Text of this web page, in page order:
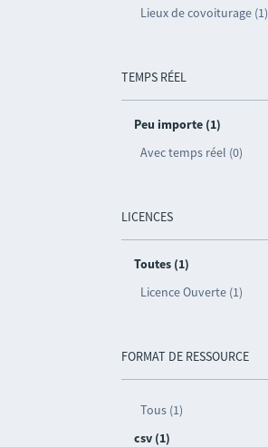
Lieux de covoiturage (1)
TEMPS RÉEL
Peu importe (1)
Avec temps réel (0)
LICENCES
Toutes (1)
Licence Ouverte (1)
FORMAT DE RESSOURCE
Tous (1)
csv (1)